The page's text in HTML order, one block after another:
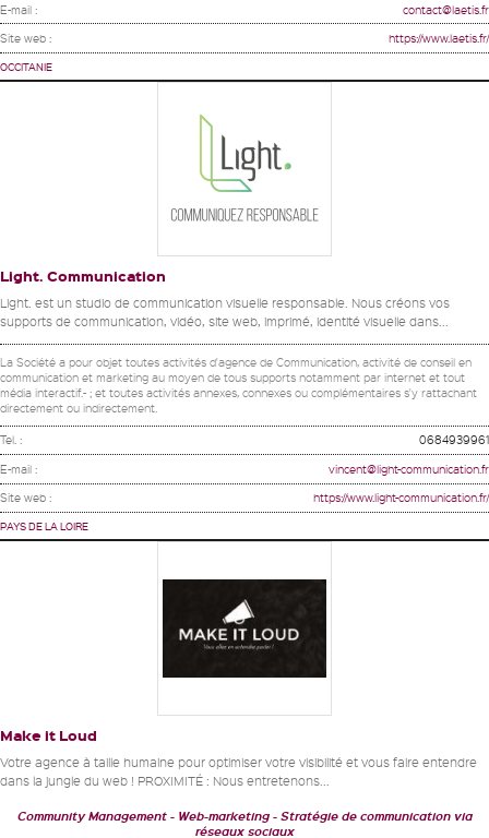
E-mail : contact@laetis.fr
Site web : https://www.laetis.fr/
OCCITANIE
Light. Communication
Light. est un studio de communication visuelle responsable. Nous créons vos
supports de communication, vidéo, site web, imprimé, identité visuelle dans...
La Société a pour objet toutes activités d'agence de Communication, activité de conseil en
communication et marketing au moyen de tous supports notamment par internet et tout
média interactif.- ; et toutes activités annexes, connexes ou complémentaires s'y rattachant
directement ou indirectement.
Tel. : 0684939961
E-mail : vincent@light-communication.fr
Site web : https://www.light-communication.fr/
PAYS DE LA LOIRE
Make it Loud
Votre agence à taille humaine pour optimiser votre visibilité et vous faire entendre
dans la jungle du web ! PROXIMITÉ : Nous entretenons...
Community Management Web-marketing
Stratégie de communication via
réseaux sociaux